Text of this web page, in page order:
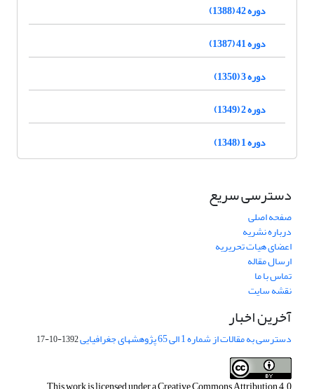
دوره 42 (1388)
دوره 41 (1387)
دوره 3 (1350)
دوره 2 (1349)
دوره 1 (1348)
دسترسی سریع
صفحه اصلی
درباره نشریه
اعضای هیات تحریریه
ارسال مقاله
تماس با ما
نقشه سایت
آخرین اخبار
دسترسی به مقالات از شماره 1 الی 65 پژوهشهای جغرافیایی 1392-10-17